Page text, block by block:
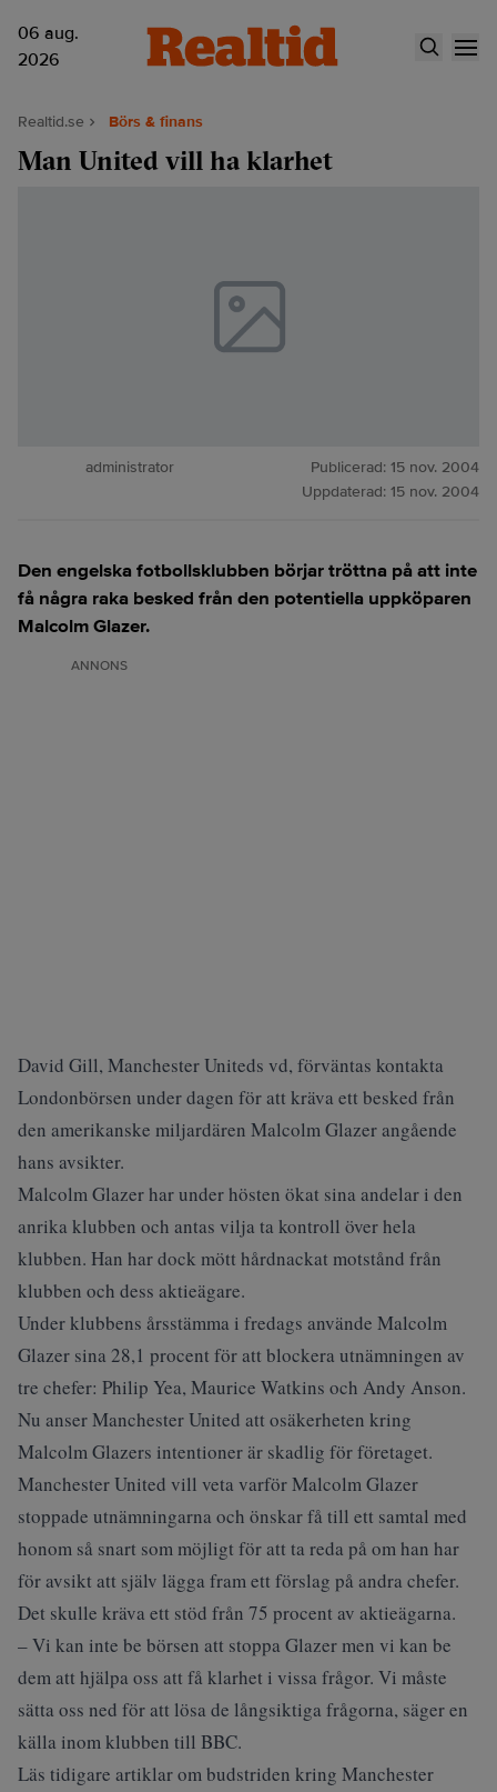
06 aug.
2026
Realtid.se Börs & finans
Man United vill ha klarhet
administrator Publicerad: 15 nov. 2004
Uppdaterad: 15 nov. 2004
Den engelska fotbollsklubben börjar tröttna på att inte
få några raka besked från den potentiella uppköparen
Malcolm Glazer.
ANNONS
David Gill, Manchester Uniteds vd, förväntas kontakta
Londonbörsen under dagen för att kräva ett besked från
den amerikanske miljardären Malcolm Glazer angående
hans avsikter.
Malcolm Glazer har under hösten ökat sina andelar i den
anrika klubben och antas vilja ta kontroll över hela
klubben. Han har dock mött hårdnackat motstånd från
klubben och dess aktieägare.
Under klubbens årsstämma i fredags använde Malcolm
Glazer sina 28,1 procent för att blockera utnämningen av
tre chefer: Philip Yea, Maurice Watkins och Andy Anson.
Nu anser Manchester United att osäkerheten kring
Malcolm Glazers intentioner är skadlig för företaget.
Manchester United vill veta varför Malcolm Glazer
stoppade utnämningarna och önskar få till ett samtal med
honom så snart som möjligt för att ta reda på om han har
för avsikt att själv lägga fram ett förslag på andra chefer.
Det skulle kräva ett stöd från 75 procent av aktieägarna.
– Vi kan inte be börsen att stoppa Glazer men vi kan be
dem att hjälpa oss att få klarhet i vissa frågor. Vi måste
sätta oss ned för att lösa de långsiktiga frågorna, säger en
källa inom klubben till BBC.
Läs tidigare artiklar om budstriden kring Manchester